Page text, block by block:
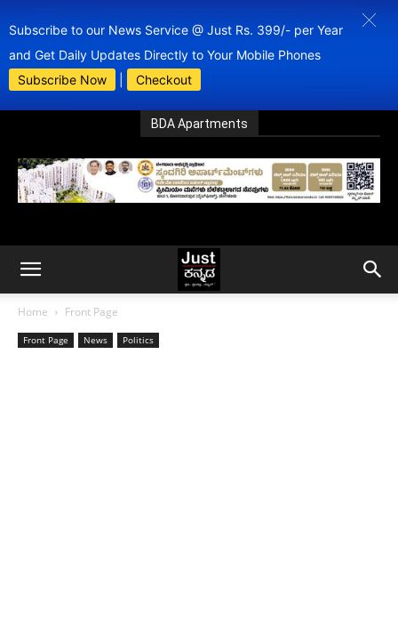
Subscribe to our News Service @ Just Rs. 399/- per Year
and Get Daily Updates Directly to Your Mobile Phones
Subscribe Now
Checkout
BDA Apartments
Home Front Page
Front Page News Politics